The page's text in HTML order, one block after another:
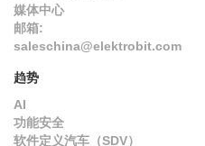
媒体中心
邮箱:
saleschina@elektrobit.com
趋势
AI
功能安全
软件定义汽车（SDV）